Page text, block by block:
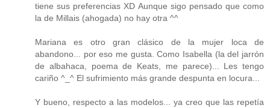
tiene sus preferencias XD Aunque sigo pensado que como
la de Millais (ahogada) no hay otra ^^
Mariana es otro gran clásico de la mujer loca de
abandono... por eso me gusta. Como Isabella (la del jarrón
de albahaca, poema de Keats, me parece)... Les tengo
cariño ^_^ El sufrimiento más grande despunta en locura...
Y bueno, respecto a las modelos... ya creo que las repetía